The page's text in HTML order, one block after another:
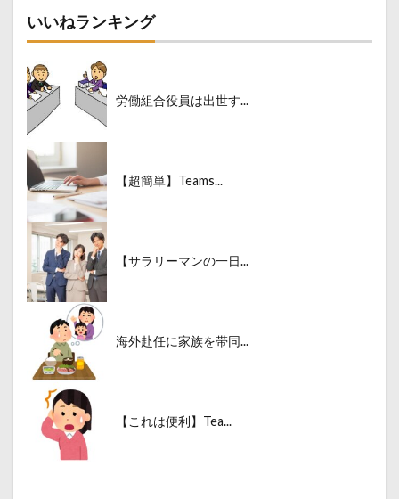
いいねランキング
労働組合役員は出世す...
【超簡単】Teams...
【サラリーマンの一日...
海外赴任に家族を帯同...
【これは便利】Tea...